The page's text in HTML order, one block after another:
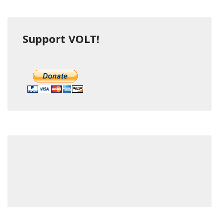
Support VOLT!